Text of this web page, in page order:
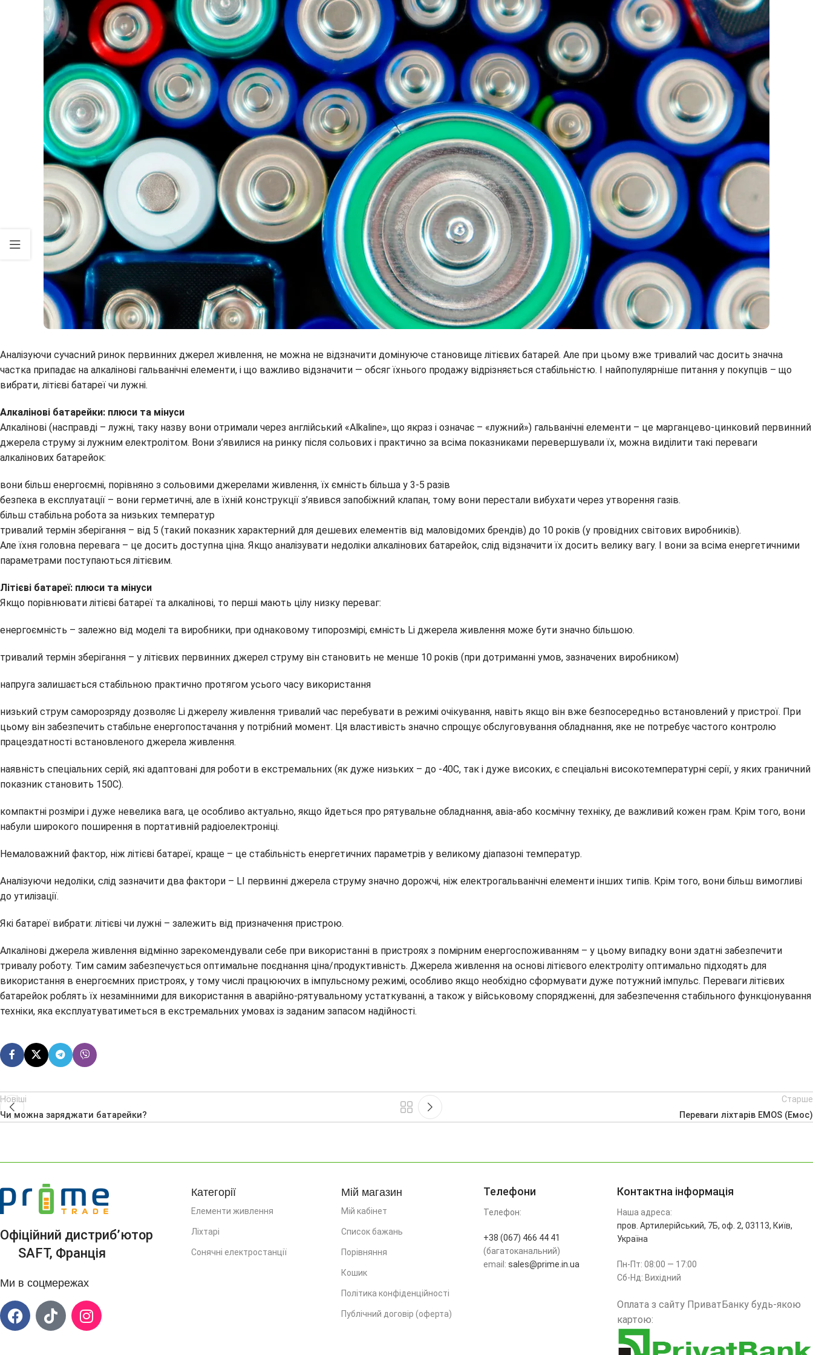
Аналізуючи сучасний ринок первинних джерел живлення, не можна не відзначити домінуюче становище літієвих батарей. Але при цьому вже тривалий час досить значна
частка припадає на алкалінові гальванічні елементи, і що важливо відзначити — обсяг їхнього продажу відрізняється стабільністю. І найпопулярніше питання у покупців – що
вибрати, літієві батареї чи лужні.
Алкалінові батарейки: плюси та мінуси
Алкалінові (насправді – лужні, таку назву вони отримали через англійський «Alkaline», що якраз і означає – «лужний») гальванічні елементи – це марганцево-цинковий первинний
джерела струму зі лужним електролітом. Вони з’явилися на ринку після сольових і практично за всіма показниками перевершували їх, можна виділити такі переваги
алкалінових батарейок:
вони більш енергоємні, порівняно з сольовими джерелами живлення, їх ємність більша у 3-5 разів
безпека в експлуатації – вони герметичні, але в їхній конструкції з’явився запобіжний клапан, тому вони перестали вибухати через утворення газів.
більш стабільна робота за низьких температур
тривалий термін зберігання – від 5 (такий показник характерний для дешевих елементів від маловідомих брендів) до 10 років (у провідних світових виробників).
Але їхня головна перевага – це досить доступна ціна. Якщо аналізувати недоліки алкалінових батарейок, слід відзначити їх досить велику вагу. І вони за всіма енергетичними
параметрами поступаються літієвим.
Літієві батареї: плюси та мінуси
Якщо порівнювати літієві батареї та алкалінові, то перші мають цілу низку переваг:
енергоємність – залежно від моделі та виробники, при однаковому типорозмірі, ємність Li джерела живлення може бути значно більшою.
тривалий термін зберігання – у літієвих первинних джерел струму він становить не менше 10 років (при дотриманні умов, зазначених виробником)
напруга залишається стабільною практично протягом усього часу використання
низький струм саморозряду дозволяє Li джерелу живлення тривалий час перебувати в режимі очікування, навіть якщо він вже безпосередньо встановлений у пристрої. При
цьому він забезпечить стабільне енергопостачання у потрібний момент. Ця властивість значно спрощує обслуговування обладнання, яке не потребує частого контролю
працездатності встановленого джерела живлення.
наявність спеціальних серій, які адаптовані для роботи в екстремальних (як дуже низьких – до -40С, так і дуже високих, є спеціальні високотемпературні серії, у яких граничний
показник становить 150С).
компактні розміри і дуже невелика вага, це особливо актуально, якщо йдеться про рятувальне обладнання, авіа-або космічну техніку, де важливий кожен грам. Крім того, вони
набули широкого поширення в портативній радіоелектроніці.
Немаловажний фактор, ніж літієві батареї, краще – це стабільність енергетичних параметрів у великому діапазоні температур.
Аналізуючи недоліки, слід зазначити два фактори – LI первинні джерела струму значно дорожчі, ніж електрогальванічні елементи інших типів. Крім того, вони більш вимогливі
до утилізації.
Які батареї вибрати: літієві чи лужні – залежить від призначення пристрою.
Алкалінові джерела живлення відмінно зарекомендували себе при використанні в пристроях з помірним енергоспоживанням – у цьому випадку вони здатні забезпечити
тривалу роботу. Тим самим забезпечується оптимальне поєднання ціна/продуктивність. Джерела живлення на основі літієвого електроліту оптимально підходять для
використання в енергоємних пристроях, у тому числі працюючих в імпульсному режимі, особливо якщо необхідно сформувати дуже потужний імпульс. Переваги літієвих
батарейок роблять їх незамінними для використання в аварійно-рятувальному устаткуванні, а також у військовому спорядженні, для забезпечення стабільного функціонування
техніки, яка експлуатуватиметься в екстремальних умовах із заданим запасом надійності.
Новіші
Чи можна заряджати батарейки?
Старше
Переваги ліхтарів EMOS (Емос)
Офіційний дистриб’ютор
SAFT, Франція
Ми в соцмережах
Категорії
Елементи живлення
Ліхтарі
Сонячні електростанції
Мій магазин
Мій кабінет
Список бажань
Порівняння
Кошик
Політика конфіденційності
Публічний договір (оферта)
Телефони
Телефон:
+38 (067) 466 44 41
(багатоканальний)
email:sales@prime.in.ua
Контактна інформація
Наша адреса:
пров. Артилерійський, 7Б, оф. 2, 03113, Київ,
Україна
Пн-Пт: 08:00 — 17:00
Сб-Нд: Вихідний
Оплата з сайту ПриватБанку будь-якою
картою: